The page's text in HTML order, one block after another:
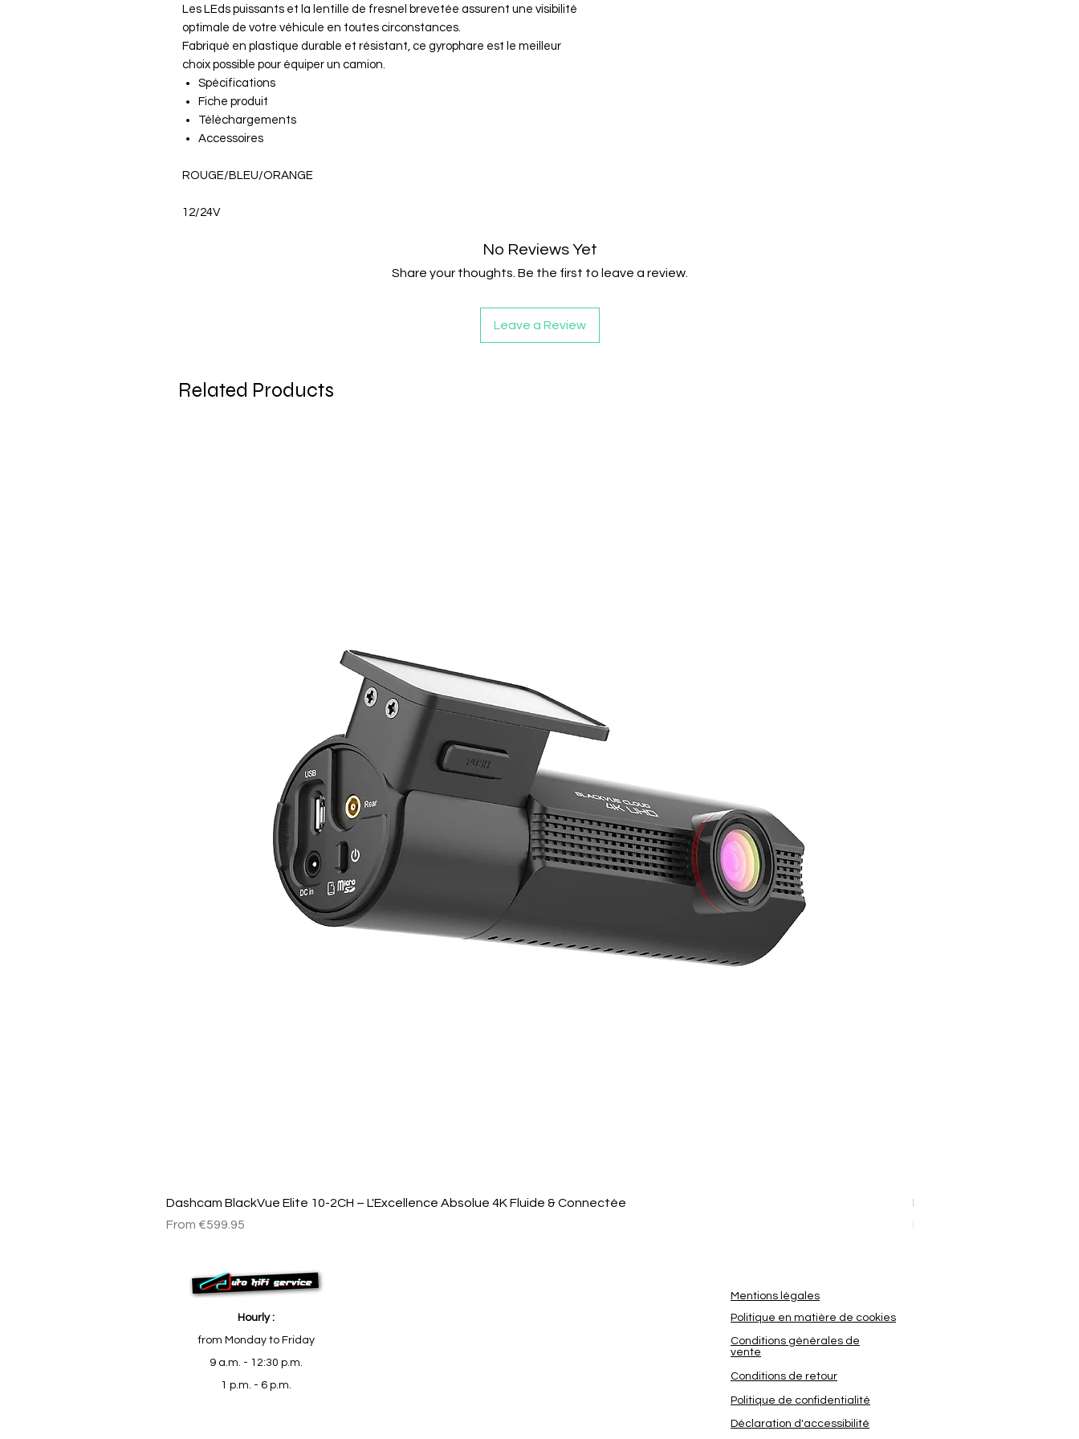
Les LEds puissants et la lentille de fresnel brevetée assurent une visibilité
optimale de votre véhicule en toutes circonstances.
Fabriqué en plastique durable et résistant, ce gyrophare est le meilleur
choix possible pour équiper un camion.
Spécifications
Fiche produit
Téléchargements
Accessoires
ROUGE/BLEU/ORANGE
12/24V
No Reviews Yet
Share your thoughts. Be the first to leave a review.
Leave a Review
Related Products
Quick View
Dashcam BlackVue Elite 10-2CH – L'Excellence Absolue 4K Fluide & Connectée
From €599.95
Sale Price
Dashcam BlackVue Elite 8-
From
Sale Price
Hourly :
from Monday to Friday
9 a.m. - 12:30 p.m.
1 p.m. - 6 p.m.
Mentions légales
Politique en matière de cookies
Conditions générales de
vente
Conditions de retour
Politique de confidentialité
Déclaration d'accessibilité